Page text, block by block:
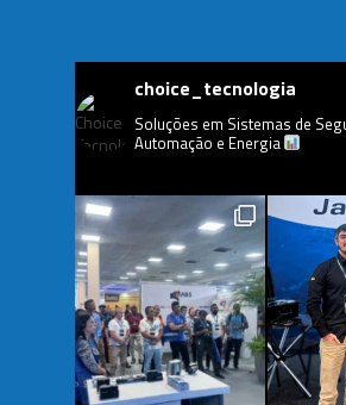
choice_tecnologia
Soluções em Sistemas de
Automação e Energia